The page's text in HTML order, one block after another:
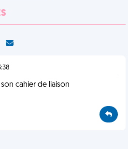
cahier de liaison